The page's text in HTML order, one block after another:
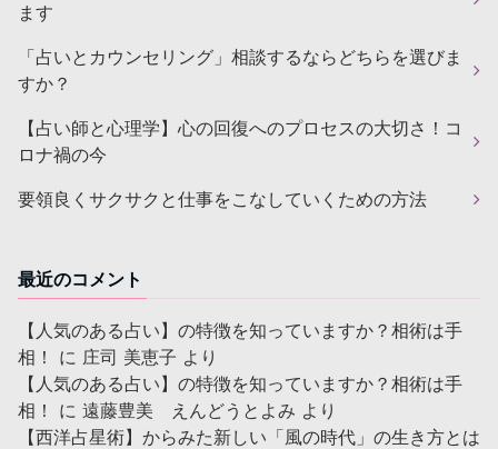
ます
「占いとカウンセリング」相談するならどちらを選びま
すか？
【占い師と心理学】心の回復へのプロセスの大切さ！コ
ロナ禍の今
要領良くサクサクと仕事をこなしていくための方法
最近のコメント
【人気のある占い】の特徴を知っていますか？相術は手
相！
に 庄司 美恵子 より
【人気のある占い】の特徴を知っていますか？相術は手
相！
に 遠藤豊美 えんどうとよみ より
【西洋占星術】からみた新しい「風の時代」の生き方とは